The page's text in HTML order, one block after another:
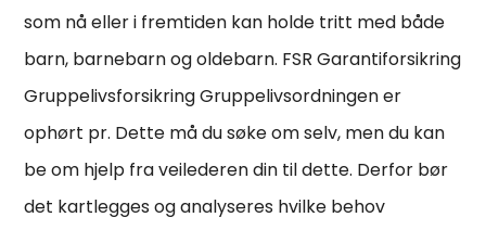
som nå eller i fremtiden kan holde tritt med både
barn, barnebarn og oldebarn. FSR Garantiforsikring
Gruppelivsforsikring Gruppelivsordningen er
ophørt pr. Dette må du søke om selv, men du kan
be om hjelp fra veilederen din til dette. Derfor bør
det kartlegges og analyseres hvilke behov